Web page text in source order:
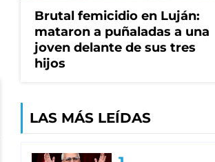
Brutal femicidio en Luján:
mataron a puñaladas a una
joven delante de sus tres
hijos
LAS MÁS LEÍDAS